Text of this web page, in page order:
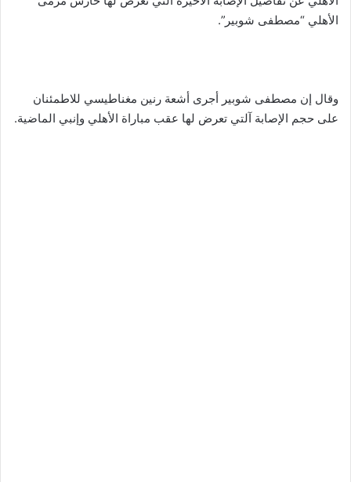
الأهلي “مصطفى شوبير”.
وقال إن مصطفى شوبير أجرى أشعة رنين مغناطيسي للاطمئنان
على حجم الإصابة آلتي تعرض لها عقب مباراة الأهلي وإنبي الماضية.